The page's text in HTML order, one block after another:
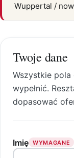
Wuppertal /
Twoje dane
Wszystkie pola
wypełnić.
dopasować
Imię WYMAGANE